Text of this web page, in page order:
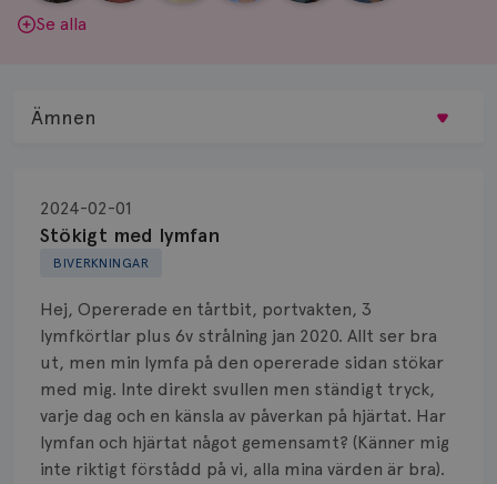
Se alla
BIVERKNINGAR
Stökigt med lymfan
2024-02-01
Hej, Opererade en tårtbit, portvakten, 3
lymfkörtlar plus 6v strålning jan 2020. Allt ser bra
ut, men min lymfa på den opererade sidan stökar
med mig. Inte direkt svullen men ständigt tryck,
varje dag och en känsla av påverkan på hjärtat. Har
lymfan och hjärtat något gemensamt? (Känner mig
inte riktigt förstådd på vi, alla mina värden är bra).
Ämnen
Biopsi
Biverkningar
Bröstvårta
Knöl
Läkemedel
Typ av bröstcancer